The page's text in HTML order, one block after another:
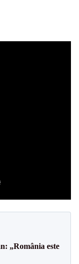
„România este